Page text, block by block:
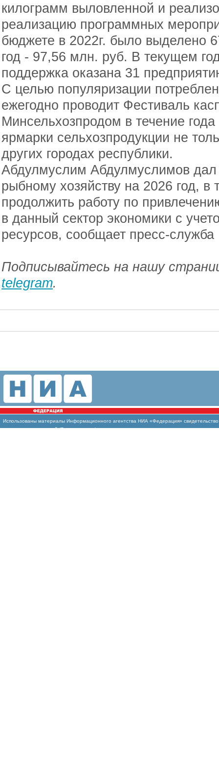
килограмм выловленной и
реализацию программных
бюджете в 2022г. было выделено
год - 97,56 млн. руб. В текущем
поддержка оказана 31
С целью популяризации
ежегодно проводит Фестиваль
Минсельхозпродом в течение
ярмарки сельхозпродукции не
других городах республики.
Абдулмуслим Абдулмуслимов дал
рыбному хозяйству на 2026 год, в
продолжить работу по
в данный сектор экономики с
ресурсов, сообщает пресс-служба
Подписывайтесь на нашу
telegram.
Использованы материалы Информационного агентства НИА «Федерация»
массовых коммуникаций (Роскомнадзор)